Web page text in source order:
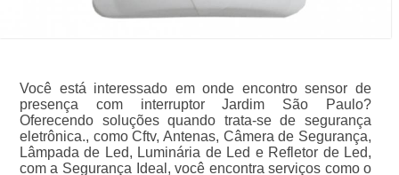
Você está interessado em onde encontro sensor de
presença com interruptor Jardim São Paulo?
Oferecendo soluções quando trata-se de segurança
eletrônica., como Cftv, Antenas, Câmera de Segurança,
Lâmpada de Led, Luminária de Led e Refletor de Led,
com a Segurança Ideal, você encontra serviços como o